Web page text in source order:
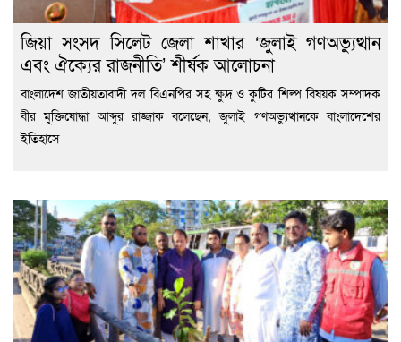
জিয়া সংসদ সিলেট জেলা শাখার ‘জুলাই গণঅভ্যুত্থান
এবং ঐক্যের রাজনীতি’ শীর্ষক আলোচনা
বাংলাদেশ জাতীয়তাবাদী দল বিএনপির সহ ক্ষুদ্র ও কুটির শিল্প বিষয়ক সম্পাদক
বীর মুক্তিযোদ্ধা আব্দুর রাজ্জাক বলেছেন, জুলাই গণঅভ্যুত্থানকে বাংলাদেশের
ইতিহাসে